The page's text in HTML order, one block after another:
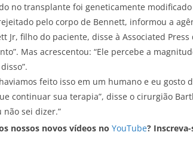
no transplante foi geneticamente
pelo corpo de Bennett, informou a
Jr, filho do paciente, disse à Associated
Mas acrescentou: “Ele percebe a
feito isso em um humano e eu gosto
continuar sua terapia”, disse o cirurgião
não sei dizer.”
nossos novos vídeos no YouTube?